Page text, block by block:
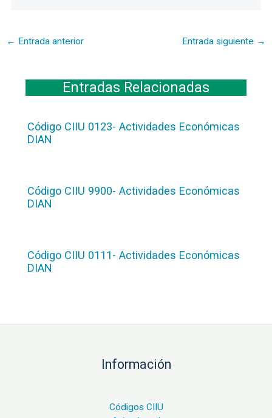
← Entrada anterior Entrada siguiente →
Entradas Relacionadas
Código CIIU 0123- Actividades Económicas
DIAN
Código CIIU 9900- Actividades Económicas
DIAN
Código CIIU 0111- Actividades Económicas
DIAN
Información
Códigos CIIU